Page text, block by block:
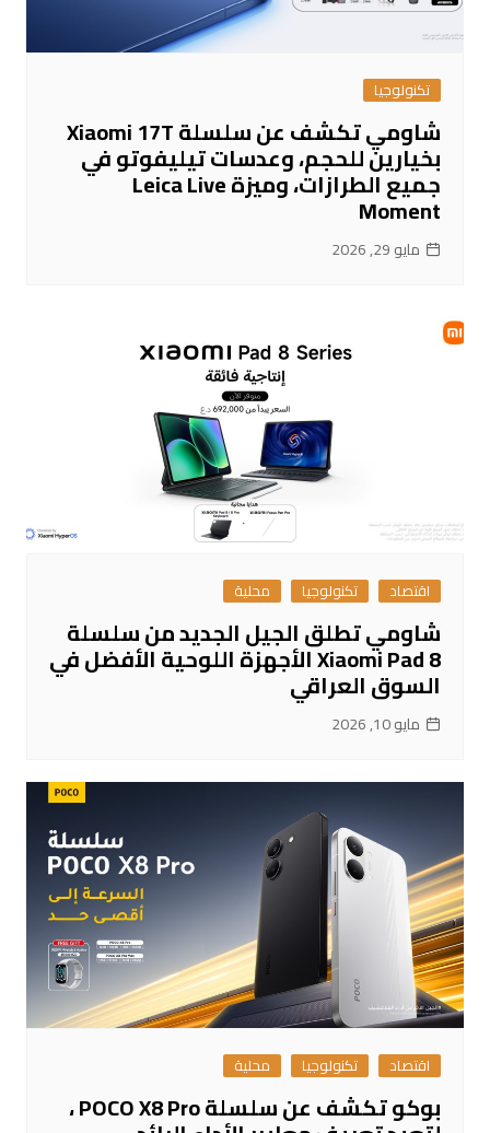
تكنولوجيا
شاومي تكشف عن سلسلة Xiaomi 17T
بخيارين للحجم، وعدسات تيليفوتو في
جميع الطرازات، وميزة Leica Live
Moment
مايو 29, 2026
اقتصاد تكنولوجيا محلية
شاومي تطلق الجيل الجديد من سلسلة
Xiaomi Pad 8 الأجهزة اللوحية الأفضل في
السوق العراقي
مايو 10, 2026
اقتصاد تكنولوجيا محلية
بوكو تكشف عن سلسلة POCO X8 Pro ،